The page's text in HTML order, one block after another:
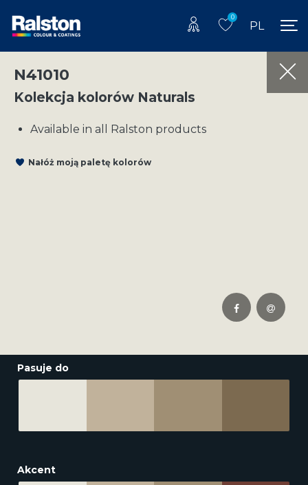
0
PL
N41010
Kolekcja kolorów Naturals
Available in all Ralston products
Nałóż moją paletę kolorów
Pasuje do
Akcent